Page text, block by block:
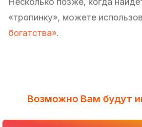
«тропинку», можете
богатства».
Возможно Вам будут